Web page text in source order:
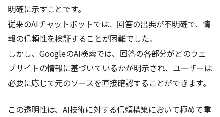
明確に示すことです。
従来のAIチャットボットでは、回答の出典が不明確で、情
報の信頼性を検証することが困難でした。
しかし、GoogleのAI検索では、回答の各部分がどのウェ
ブサイトの情報に基づいているかが明示され、ユーザーは
必要に応じて元のソースを直接確認することができます。
この透明性は、AI技術に対する信頼構築において極めて重